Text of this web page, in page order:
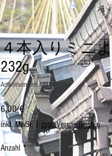
４本入りミニ
232g
Artikelnummer: UMA0140
6,00 €Preis
inkl. MwSt.| zzgl. Versandkosten
Anzahl *